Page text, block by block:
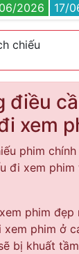
2026
17/
chiếu
điều
xem
phim
đi xem phim
phim đẹp
xem phim ở
bị khuất